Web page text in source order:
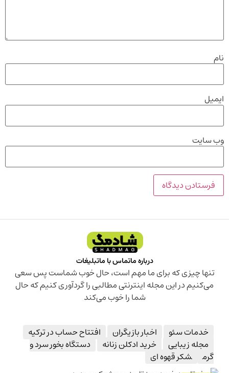
نام
ایمیل
وب‌ سایت
درباره ماتماس با ماتبلیغات
تنها چیزی که برای ما مهم است، حال خوب شماست پس سعی
می‌کنیم در این مجله اینترنتی مطالبی را گردآوری کنیم که حال
شما را خوب می‌کند
خدمات سئو اخبار بازیگران
افتتاح حساب در ترکیه
مجله زیبایی
خرید ادکلن زنانه
دستگاه بخور سرد و
گرم
شکر قهوه ای